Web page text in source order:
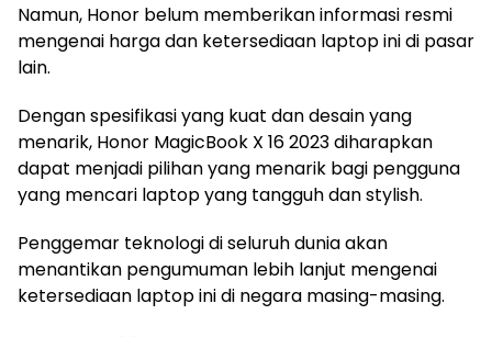
Namun, Honor belum memberikan informasi resmi
mengenai harga dan ketersediaan laptop ini di pasar
lain.
Dengan spesifikasi yang kuat dan desain yang
menarik, Honor MagicBook X 16 2023 diharapkan
dapat menjadi pilihan yang menarik bagi pengguna
yang mencari laptop yang tangguh dan stylish.
Penggemar teknologi di seluruh dunia akan
menantikan pengumuman lebih lanjut mengenai
ketersediaan laptop ini di negara masing-masing.